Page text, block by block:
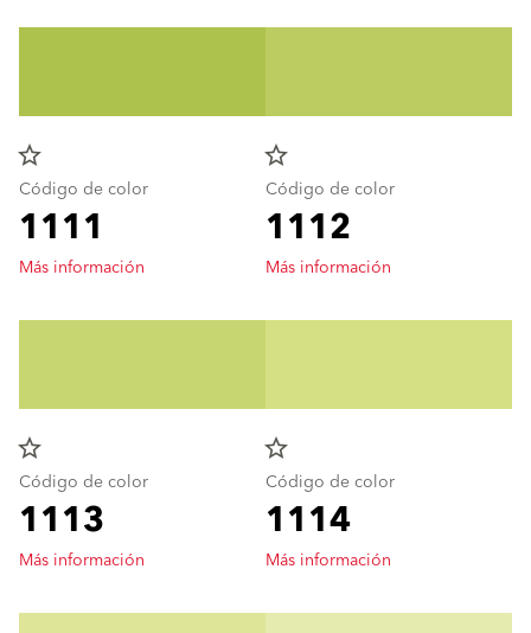
star_border
Código de color
1111
Más información
star_border
Código de color
1112
Más información
star_border
Código de color
1113
Más información
star_border
Código de color
1114
Más información